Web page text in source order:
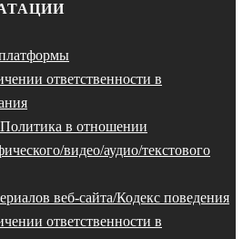
ответственности в
в отношении
видео/аудио/текстового
веб-сайта/Кодекс поведения
ответственности в